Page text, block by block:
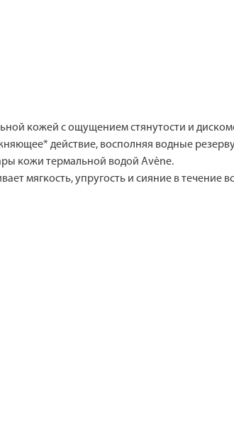
кожей с ощущением стянутости и
действие, восполняя водные
кожи термальной водой Avène.
мягкость, упругость и сияние в течение